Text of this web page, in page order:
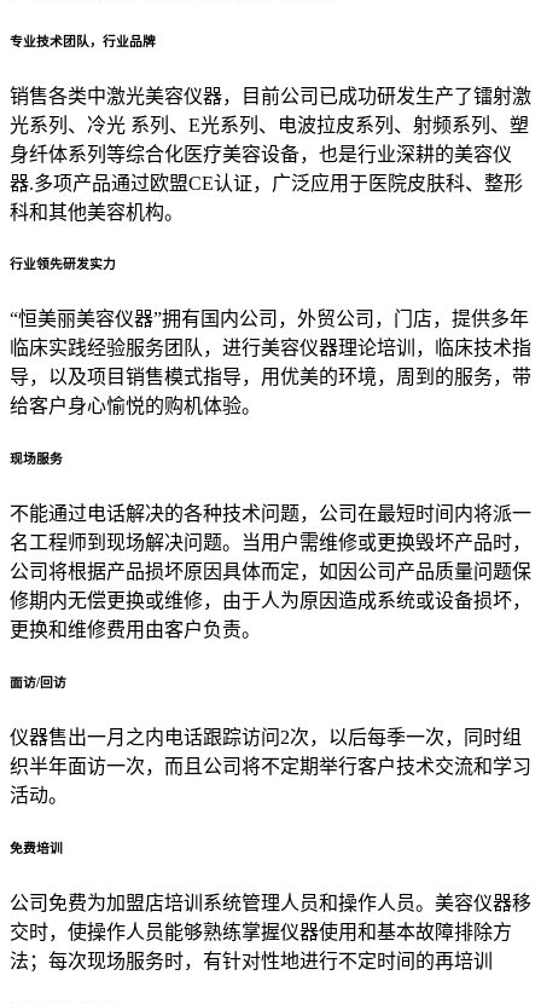
专业技术团队，行业品牌
销售各类中激光美容仪器，目前公司已成功研发生产了镭射激
光系列、冷光 系列、E光系列、电波拉皮系列、射频系列、塑
身纤体系列等综合化医疗美容设备，也是行业深耕的美容仪
器.多项产品通过欧盟CE认证，广泛应用于医院皮肤科、整形
科和其他美容机构。
行业领先研发实力
“恒美丽美容仪器”拥有国内公司，外贸公司，门店，提供多年
临床实践经验服务团队，进行美容仪器理论培训，临床技术指
导，以及项目销售模式指导，用优美的环境，周到的服务，带
给客户身心愉悦的购机体验。
现场服务
不能通过电话解决的各种技术问题，公司在最短时间内将派一
名工程师到现场解决问题。当用户需维修或更换毁坏产品时，
公司将根据产品损坏原因具体而定，如因公司产品质量问题保
修期内无偿更换或维修，由于人为原因造成系统或设备损坏，
更换和维修费用由客户负责。
面访/回访
仪器售出一月之内电话跟踪访问2次，以后每季一次，同时组
织半年面访一次，而且公司将不定期举行客户技术交流和学习
活动。
免费培训
公司免费为加盟店培训系统管理人员和操作人员。美容仪器移
交时，使操作人员能够熟练掌握仪器使用和基本故障排除方
法；每次现场服务时，有针对性地进行不定时间的再培训